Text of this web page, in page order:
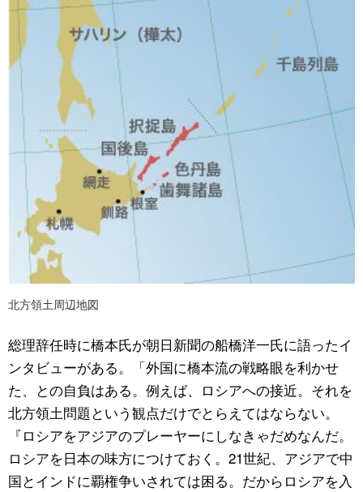
北方領土周辺地図
総理辞任時に橋本氏が朝日新聞の船橋洋一氏に語ったイ
ンタビューがある。「外国に橋本流の戦略眼を利かせ
た、との自負はある。例えば、ロシアへの接近。それを
北方領土問題という観点だけでとらえてはならない。
『ロシアをアジアのプレーヤーにしなきゃだめなんだ。
ロシアを日本の味方につけておく。21世紀、アジアで中
国とインドに覇権争いされては困る。だからロシアを入